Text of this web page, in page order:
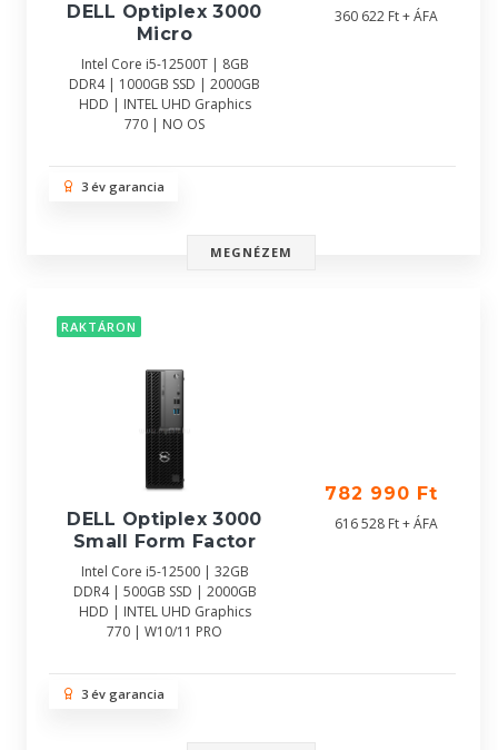
DELL Optiplex 3000
Micro
Intel Core i5-12500T | 8GB
DDR4 | 1000GB SSD | 2000GB
HDD | INTEL UHD Graphics
770 | NO OS
360 622 Ft + ÁFA
3 év garancia
MEGNÉZEM
RAKTÁRON
DELL Optiplex 3000
Small Form Factor
Intel Core i5-12500 | 32GB
DDR4 | 500GB SSD | 2000GB
HDD | INTEL UHD Graphics
770 | W10/11 PRO
782 990 Ft
616 528 Ft + ÁFA
3 év garancia